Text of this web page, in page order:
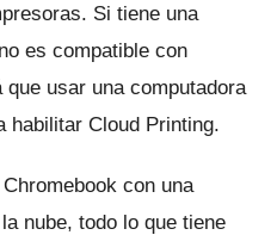
Si tiene una
es compatible con
usar una computadora
habilitar Cloud Printing.
con una
nube, todo lo que tiene